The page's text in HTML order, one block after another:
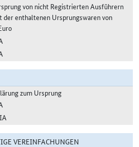
von nicht Registrierten Ausführern
der enthaltenen Ursprungswaren von
zum Ursprung
VEREINFACHUNGEN